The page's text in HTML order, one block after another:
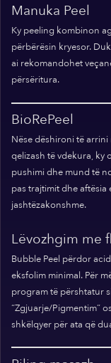
Manuka Peel
Ky peeling kombinon
përbërësin kryesor.
ai rekomandohet
përsëritura.
BioRePeel
Nëse dëshironi të
qelizash të vdekura, ky
pushimi dhe mund të
pas trajtimit dhe
jashtëzakonshme.
Lëvozhgim me
Bubble Peel përdor
eksfolim minimal. Për
program të përshtatur
“Zgjuarje/Pigmentim”
shkëlqyer për ata që